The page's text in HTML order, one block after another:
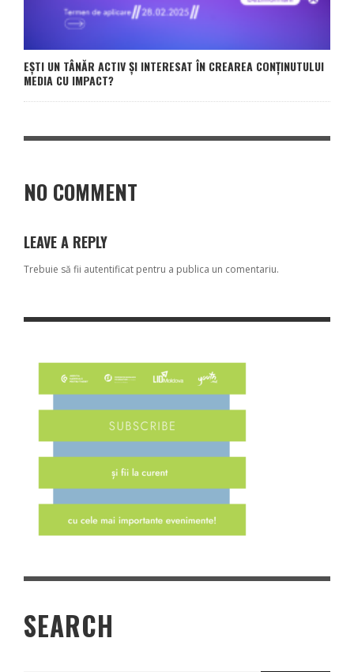
EȘTI UN TÂNĂR ACTIV ȘI INTERESAT ÎN CREAREA CONȚINUTULUI
MEDIA CU IMPACT?
NO COMMENT
LEAVE A REPLY
Trebuie să fii autentificat pentru a publica un comentariu.
SEARCH